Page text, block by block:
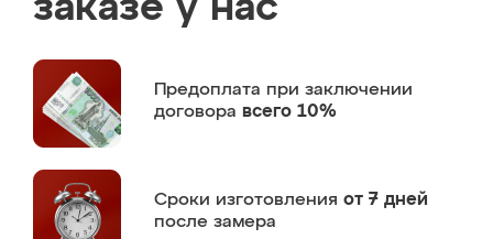
заказе у нас
Предоплата при заключении
договора всего 10%
Сроки изготовления от 7 дней
после замера